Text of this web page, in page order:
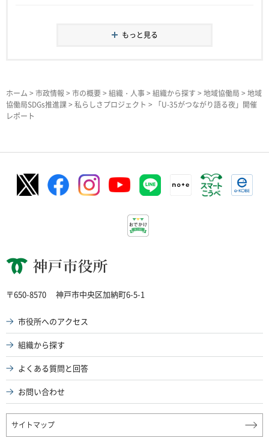
もっと見る
ホーム > 市政情報 > 市の概要> 組織・人事> 組織から探す > 地域協働局 > 地域
協働局SDGs推進課> 私らしさプロジェクト > 「U-35がつながり語る夜」開催
レポート
神戸市役所
〒650-8570 神戸市中央区加納町6-5-1
市役所へのアクセス
組織から探す
よくある質問と回答
お問い合わせ
サイトマップ